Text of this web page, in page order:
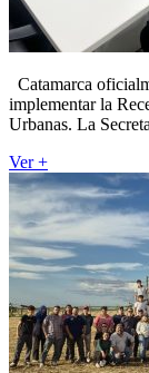
Catamarca
implementar la
Urbanas. La
Ver +